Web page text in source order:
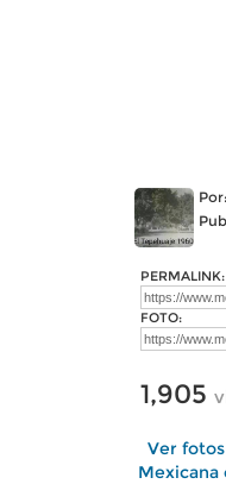
Por:
PERMALINK:
FOTO:
1,905
Ver
Mexicana